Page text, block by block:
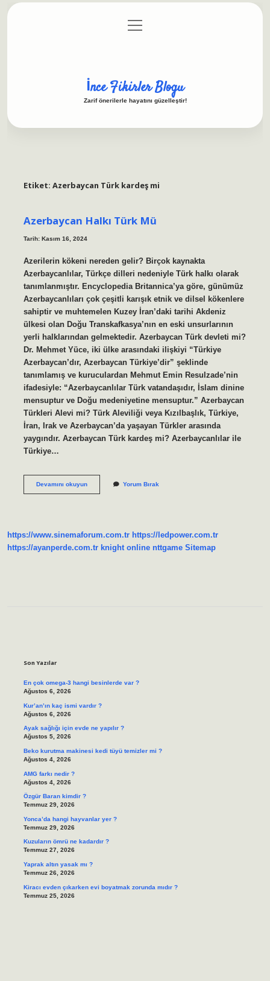
Gizlilik Politikası
menüyü
aç
İnce Fikirler Blogu
Zarif önerilerle hayatını güzelleştir!
Etiket: Azerbaycan Türk kardeş mi
Azerbaycan Halkı Türk Mü
Tarih: Kasım 16, 2024
Azerilerin kökeni nereden gelir? Birçok kaynakta
Azerbaycanlılar, Türkçe dilleri nedeniyle Türk halkı olarak
tanımlanmıştır. Encyclopedia Britannica’ya göre, günümüz
Azerbaycanlıları çok çeşitli karışık etnik ve dilsel kökenlere
sahiptir ve muhtemelen Kuzey İran’daki tarihi Akdeniz
ülkesi olan Doğu Transkafkasya’nın en eski unsurlarının
yerli halklarından gelmektedir. Azerbaycan Türk devleti mi?
Dr. Mehmet Yüce, iki ülke arasındaki ilişkiyi “Türkiye
Azerbaycan’dır, Azerbaycan Türkiye’dir” şeklinde
tanımlamış ve kuruculardan Mehmut Emin Resulzade’nin
ifadesiyle: “Azerbaycanlılar Türk vatandaşıdır, İslam dinine
mensuptur ve Doğu medeniyetine mensuptur.” Azerbaycan
Türkleri Alevi mi? Türk Aleviliği veya Kızılbaşlık, Türkiye,
İran, Irak ve Azerbaycan’da yaşayan Türkler arasında
yaygındır. Azerbaycan Türk kardeş mi? Azerbaycanlılar ile
Türkiye…
Devamını okuyunAzerbaycan Yorum Bırak
https://www.sinemaforum.com.tr https://ledpower.com.tr
https://ayanperde.com.tr knight online nttgame Sitemap
Son Yazılar
En çok omega-3 hangi besinlerde var ?
Ağustos 6, 2026
Kur’an’ın kaç ismi vardır ?
Ağustos 6, 2026
Ayak sağlığı için evde ne yapılır ?
Ağustos 5, 2026
Beko kurutma makinesi kedi tüyü temizler mi ?
Ağustos 4, 2026
AMG farkı nedir ?
Ağustos 4, 2026
Özgür Baran kimdir ?
Temmuz 29, 2026
Yonca’da hangi hayvanlar yer ?
Temmuz 29, 2026
Kuzuların ömrü ne kadardır ?
Temmuz 27, 2026
Yaprak altın yasak mı ?
Temmuz 26, 2026
Kiracı evden çıkarken evi boyatmak zorunda mıdır ?
Temmuz 25, 2026